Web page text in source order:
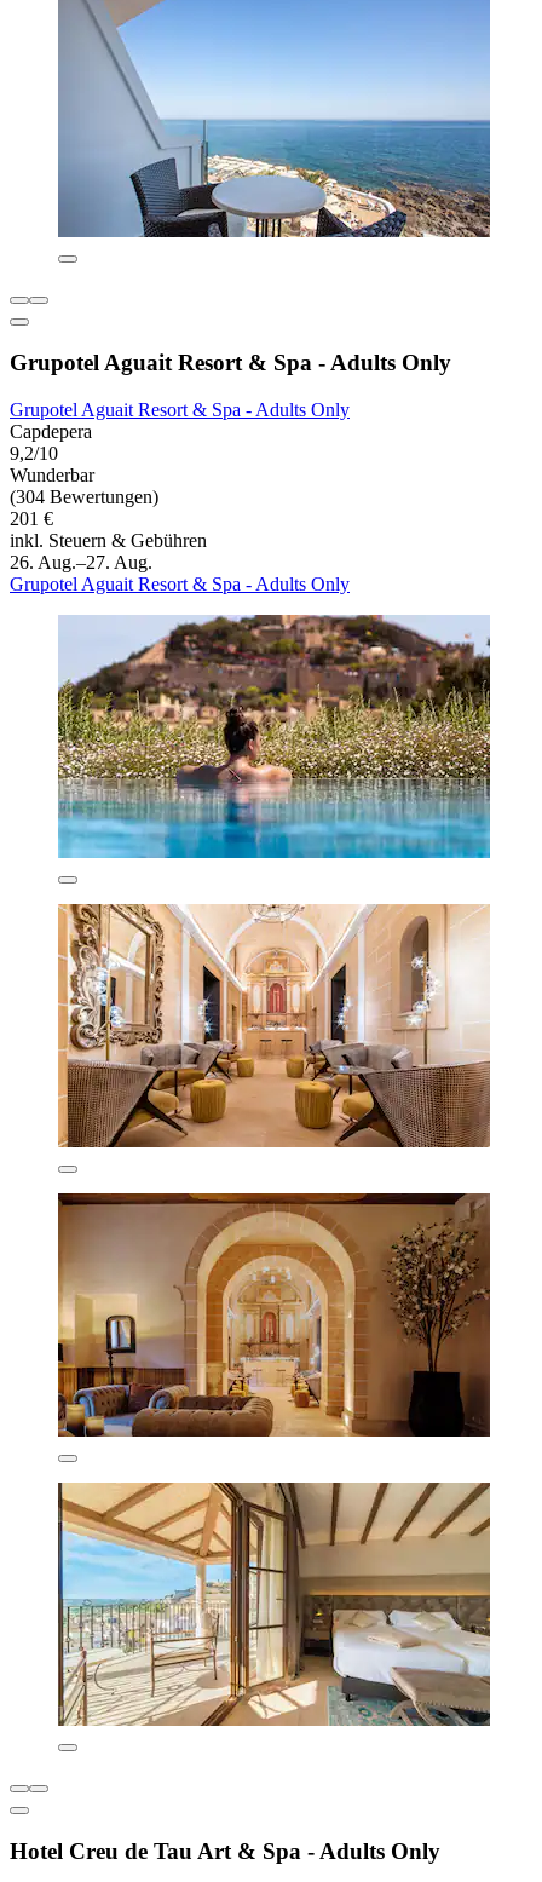
Grupotel Aguait Resort & Spa - Adults Only
Grupotel Aguait Resort & Spa - Adults Only
Capdepera
9,2/10
Wunderbar
(304 Bewertungen)
201 €
inkl. Steuern & Gebühren
26. Aug.–27. Aug.
Grupotel Aguait Resort & Spa - Adults Only
Hotel Creu de Tau Art & Spa - Adults Only